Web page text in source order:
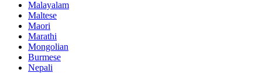
Malayalam
Maltese
Maori
Marathi
Mongolian
Burmese
Nepali